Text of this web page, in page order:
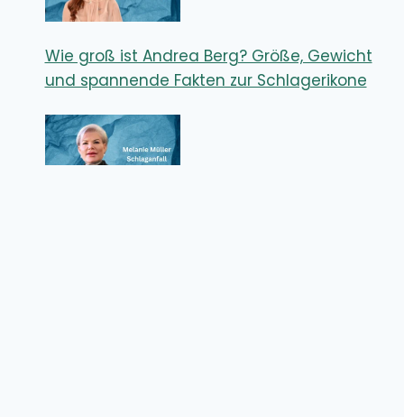
Wie groß ist Andrea Berg? Größe, Gewicht
und spannende Fakten zur Schlagerikone